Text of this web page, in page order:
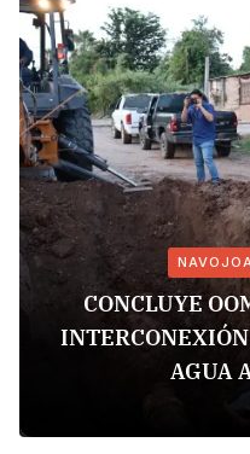
CONCLUYE
AGUA